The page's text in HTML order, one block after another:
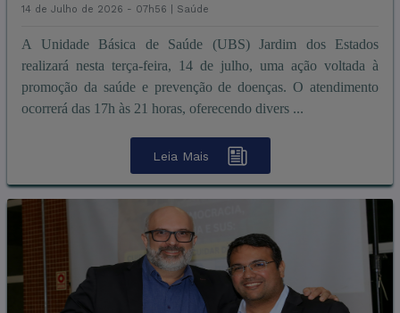
14 de Julho de 2026 - 07h56 | Saúde
A Unidade Básica de Saúde (UBS) Jardim dos Estados
realizará nesta terça-feira, 14 de julho, uma ação voltada à
promoção da saúde e prevenção de doenças. O atendimento
ocorrerá das 17h às 21 horas, oferecendo divers ...
Leia Mais